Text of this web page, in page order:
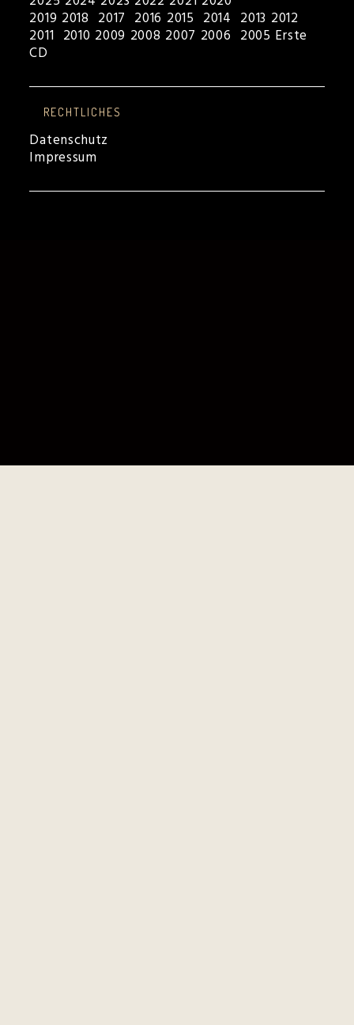
2019 2018 2017 2016 2015 2014 2013 2012
2011 2010 2009 2008 2007 2006 2005 Erste
CD
RECHTLICHES
Datenschutz
Impressum